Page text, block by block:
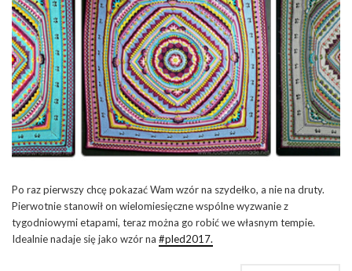
Po raz pierwszy chcę pokazać Wam wzór na szydełko, a nie na druty.
Pierwotnie stanowił on wielomiesięczne wspólne wyzwanie z
tygodniowymi etapami, teraz można go robić we własnym tempie.
Idealnie nadaje się jako wzór na #pled2017.